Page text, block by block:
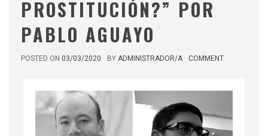
PROSTITUCIÓN?” POR
PABLO AGUAYO
POSTED ON 03/03/2020 BYADMINISTRADOR/A COMMENT